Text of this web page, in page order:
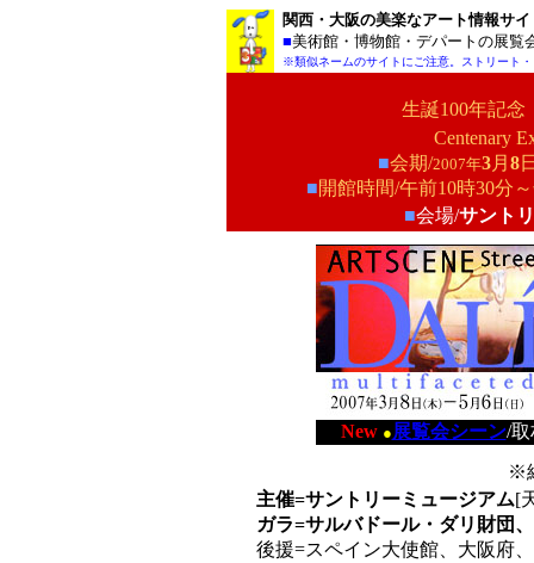
関西・大阪の美楽なアート情報サイ
■美術館・博物館・デパートの展覧
※類似ネームのサイトにご注意。ストリート
生誕100年記念
Centenary
■会期/2007年3月 8
■開館時間/午前10時30分
■会場/サント
New ● 展覧会シーン/取
※
主催=サントリーミュージアム[
ガラ=サルバドール・ダリ財団
後援=スペイン大使館、大阪府